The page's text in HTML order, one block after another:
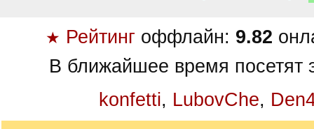
★ Рейтинг оффлайн: 9.82
В ближайшее время посетят
konfetti, LubovChe,